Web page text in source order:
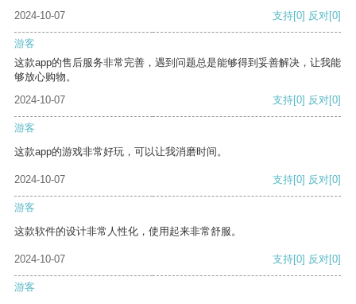
2024-10-07 支持[0] 反对[0]
游客
这款app的售后服务非常完善，遇到问题总是能够得到妥善解决，让我能
够放心购物。
2024-10-07
支持[0] 反对[0]
游客
这款app的游戏非常好玩，可以让我消磨时间。
2024-10-07 支持[0] 反对[0]
游客
这款软件的设计非常人性化，使用起来非常舒服。
2024-10-07 支持[0] 反对[0]
游客